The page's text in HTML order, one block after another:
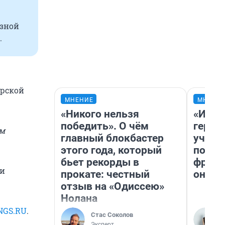
.
МНЕНИЕ
«Никого нельзя
победить». О чём
главный блокбастер
этого года, который
бьет рекорды в
прокате: честный
отзыв на «Одиссею»
Нолана
Стас Соколов
учит
она